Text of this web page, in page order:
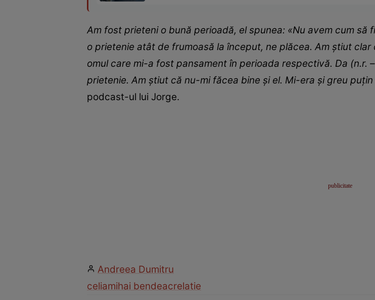
Am fost prieteni o bună perioadă, el spunea: «Nu avem cum să
o prietenie atât de frumoasă la început, ne plăcea. Am știut
omul care mi-a fost pansament în perioada respectivă. Da (n.r.
prietenie. Am știut că nu-mi făcea bine și el. Mi-era și greu puțin
podcast-ul lui Jorge.
Andreea Dumitru
celiamihai bendeacrelatie